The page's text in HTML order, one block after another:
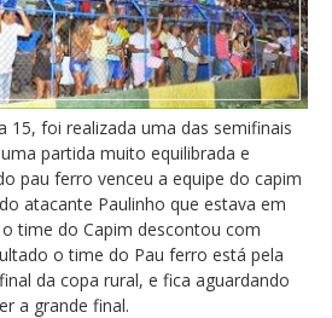
15, foi realizada uma das semifinais
partida muito equilibrada e
pau ferro venceu a equipe do capim
atacante Paulinho que estava em
time do Capim descontou com
o time do Pau ferro está pela
da copa rural, e fica aguardando
a grande final.